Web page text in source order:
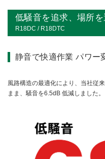
低騒音を追求、場所
R18DC / R18DTC
静音で快適作業 パワー
風路構造の最適化により、当社従
まま、騒音を6.5dB 低減しました。